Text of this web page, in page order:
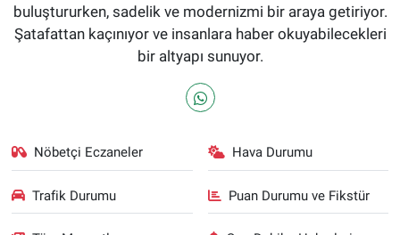
buluştururken, sadelik ve modernizmi bir araya getiriyor.
Şatafattan kaçınıyor ve insanlara haber okuyabilecekleri
bir altyapı sunuyor.
Nöbetçi Eczaneler Hava Durumu
Trafik Durumu Puan Durumu ve Fikstür